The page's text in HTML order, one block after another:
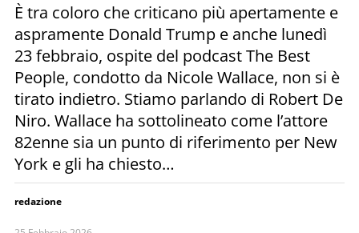
È tra coloro che criticano più apertamente e
aspramente Donald Trump e anche lunedì
23 febbraio, ospite del podcast The Best
People, condotto da Nicole Wallace, non si è
tirato indietro. Stiamo parlando di Robert De
Niro. Wallace ha sottolineato come l’attore
82enne sia un punto di riferimento per New
York e gli ha chiesto…
redazione